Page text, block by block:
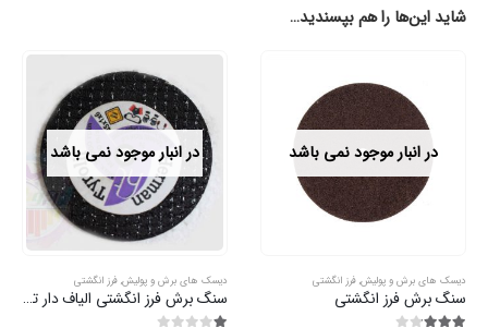
شاید این‌ها را هم بپسندید…
در انبار موجود نمی باشد
دیسک های برش و پولیش, فرز انگشتی
سنگ برش فرز انگشتی
در انبار موجود نمی باشد
دیسک های برش و پولیش, فرز انگشتی
سنگ برش فرز انگشتی الیاف دار تیرولیت